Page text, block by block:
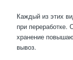
Каждый из этих
при переработке.
хранение
вывоз.